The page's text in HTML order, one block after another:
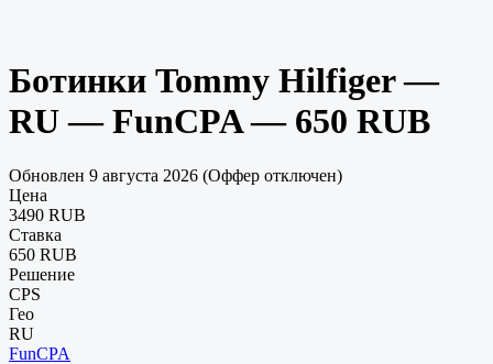
Ботинки Tommy Hilfiger —
RU — FunCPA — 650 RUB
Обновлен 9 августа 2026 (Оффер отключен)
Цена
3490 RUB
Ставка
650 RUB
Решение
CPS
Гео
RU
FunCPA